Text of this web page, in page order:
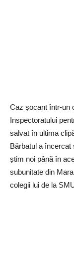
Caz șocant într-un
Inspectoratului
salvat în ultima
Bărbatul a încercat
știm noi până în
subunitate din
colegii lui de la